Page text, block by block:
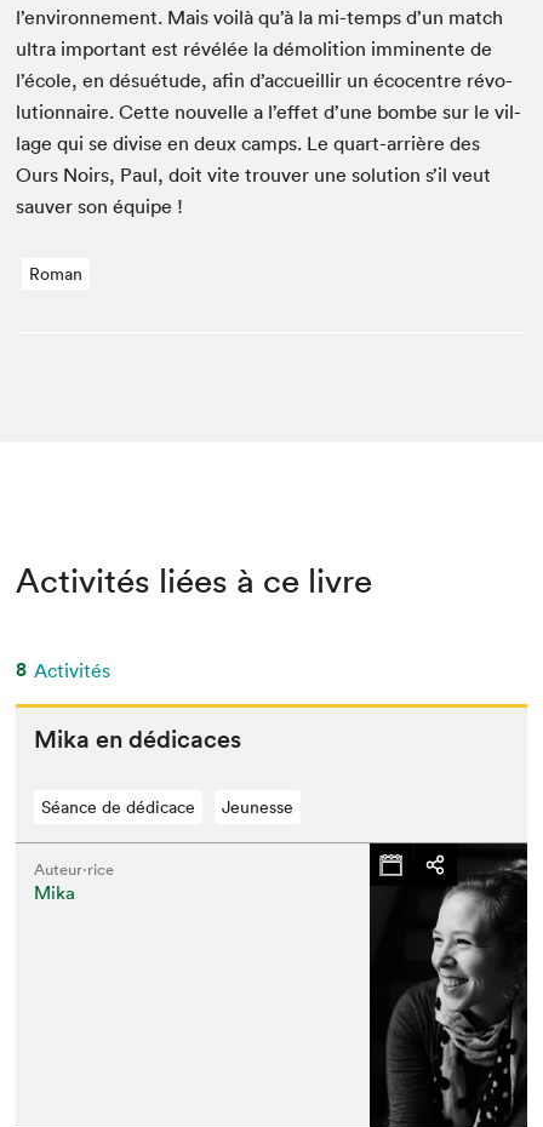
l’environnement. Mais voilà qu’à la mi-temps d’un match
ultra impor­tant est révélée la démo­li­tion immi­nente de
l’école, en désué­tude, afin d’accueillir un éco­cen­tre révo­
lu­tion­naire. Cette nou­velle a l’effet d’une bombe sur le vil­
lage qui se divise en deux camps. Le quart-arrière des
Ours Noirs, Paul, doit vite trou­ver une solu­tion s’il veut
sauver son équipe !
Roman
Activités liées à ce livre
8 Activités
Mika en dédicaces
Séance de dédicace Jeunesse
Auteur·rice
Mika